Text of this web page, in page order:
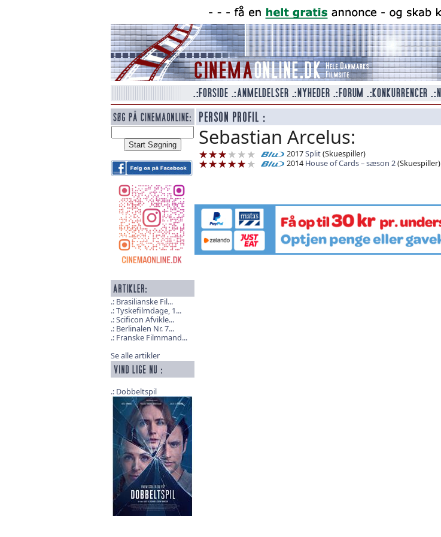
Brasilianske Fil...
Tyskefilmdage, 1...
Scificon Afvikle...
Berlinalen Nr. 7...
Franske Filmmand...
Se alle artikler
Dobbeltspil
Sebastian Arcelus:
2017Split(Skuespiller)
2014 House of Cards – sæson 2(Skuespiller)